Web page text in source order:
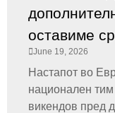
оставиме
June 19, 2026
Настапот во
национален
викендов пред